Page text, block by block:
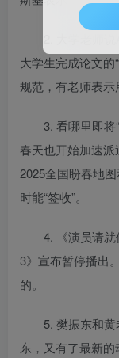
2. 大学老师
大学生完成论文的
规范，有老师表示
3. 看哪里即将
春天也开始加速派
2025全国盼春地
时能“签收”。
4. 《演员请
3》宣布暂停播出
的。
5. 樊振东和
东，又有了最新的